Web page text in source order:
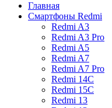
Главная
Смартфоны Redmi
Redmi A3
Redmi A3 Pro
Redmi A5
Redmi A7
Redmi A7 Pro
Redmi 14C
Redmi 15C
Redmi 13